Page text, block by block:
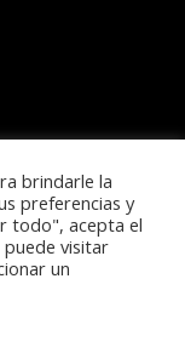
brindarle la
preferencias y
todo", acepta el
puede visitar
un